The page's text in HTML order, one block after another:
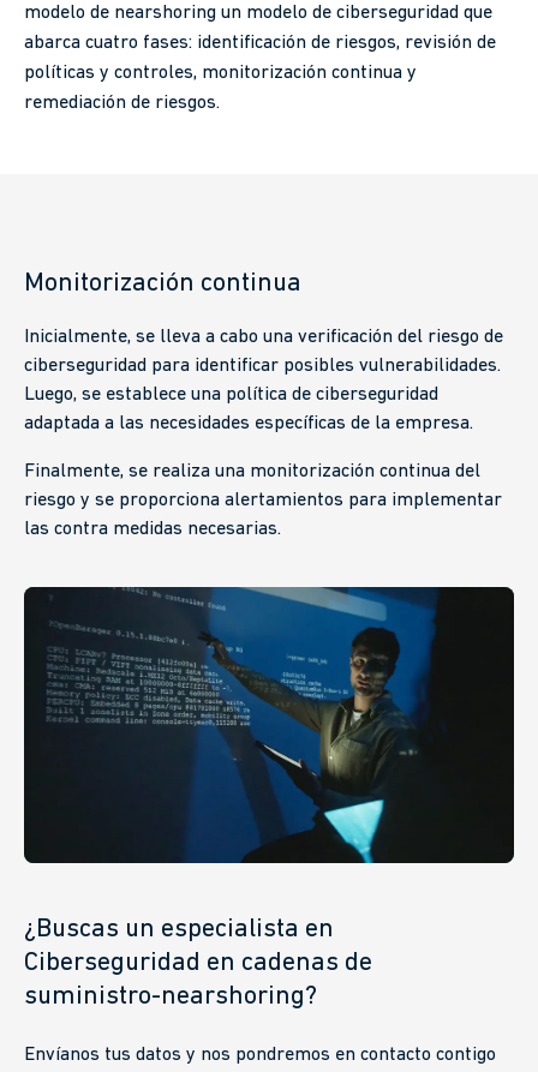
modelo de nearshoring un modelo de ciberseguridad que
abarca cuatro fases: identificación de riesgos, revisión de
políticas y controles, monitorización continua y
remediación de riesgos.
Monitorización continua
Inicialmente, se lleva a cabo una verificación del riesgo de
ciberseguridad para identificar posibles vulnerabilidades.
Luego, se establece una política de ciberseguridad
adaptada a las necesidades específicas de la empresa.
Finalmente, se realiza una monitorización continua del
riesgo y se proporciona alertamientos para implementar
las contra medidas necesarias.
¿Buscas un especialista en
Ciberseguridad en cadenas de
suministro-nearshoring?
Envíanos tus datos y nos pondremos en contacto contigo